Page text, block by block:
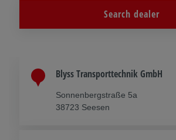
Search dealer
Blyss Transporttechnik GmbH
Sonnenbergstraße 5a
38723 Seesen